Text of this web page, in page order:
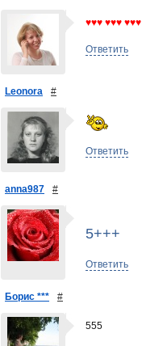
♥♥♥ ♥♥♥ ♥♥♥
Ответить
Leonora #
Ответить
anna987 #
5+++
Ответить
Борис *** #
555